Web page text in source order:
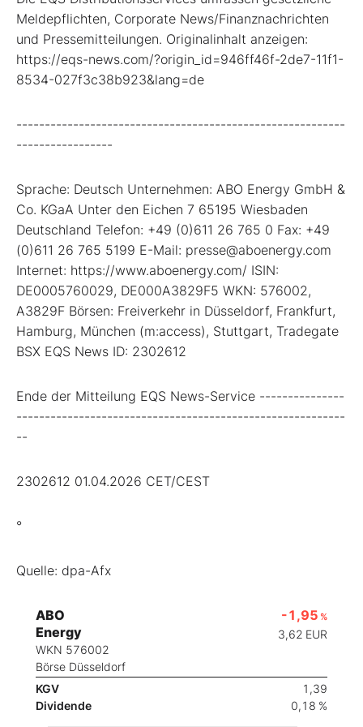
Meldepflichten, Corporate News/Finanznachrichten
und Pressemitteilungen. Originalinhalt anzeigen:
https://eqs-news.com/?origin_id=946ff46f-2de7-11f1-
8534-027f3c38b923&lang=de
----------------------------------------------------------
-----------------
Sprache: Deutsch Unternehmen: ABO Energy GmbH &
Co. KGaA Unter den Eichen 7 65195 Wiesbaden
Deutschland Telefon: +49 (0)611 26 765 0 Fax: +49
(0)611 26 765 5199 E-Mail: presse@aboenergy.com
Internet: https://www.aboenergy.com/ ISIN:
DE0005760029, DE000A3829F5 WKN: 576002,
A3829F Börsen: Freiverkehr in Düsseldorf, Frankfurt,
Hamburg, München (m:access), Stuttgart, Tradegate
BSX EQS News ID: 2302612
Ende der Mitteilung EQS News-Service ---------------
----------------------------------------------------------
--
2302612 01.04.2026 CET/CEST
°
Quelle: dpa-Afx
ABO
Energy
WKN 576002
Börse Düsseldorf
-1,95 %
3,62 EUR
KGV
1,39
Dividende
0,18 %